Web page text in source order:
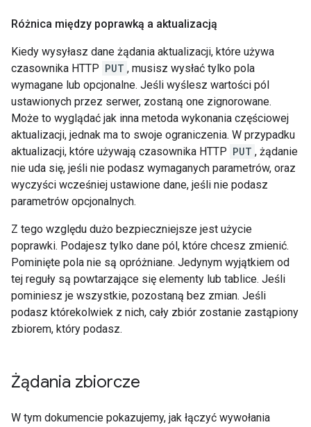
Różnica między poprawką a aktualizacją
Kiedy wysyłasz dane żądania aktualizacji, które używa
czasownika HTTP PUT , musisz wysłać tylko pola
wymagane lub opcjonalne. Jeśli wyślesz wartości pól
ustawionych przez serwer, zostaną one zignorowane.
Może to wyglądać jak inna metoda wykonania częściowej
aktualizacji, jednak ma to swoje ograniczenia. W przypadku
aktualizacji, które używają czasownika HTTP PUT , żądanie
nie uda się, jeśli nie podasz wymaganych parametrów, oraz
wyczyści wcześniej ustawione dane, jeśli nie podasz
parametrów opcjonalnych.
Z tego względu dużo bezpieczniejsze jest użycie
poprawki. Podajesz tylko dane pól, które chcesz zmienić.
Pominięte pola nie są opróżniane. Jedynym wyjątkiem od
tej reguły są powtarzające się elementy lub tablice. Jeśli
pominiesz je wszystkie, pozostaną bez zmian. Jeśli
podasz którekolwiek z nich, cały zbiór zostanie zastąpiony
zbiorem, który podasz.
Żądania zbiorcze
W tym dokumencie pokazujemy, jak łączyć wywołania